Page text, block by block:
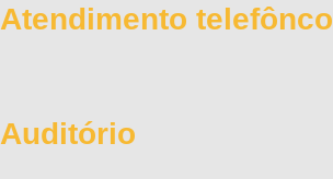
Atendimento telefônco
Auditório